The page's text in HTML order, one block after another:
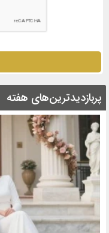
پربازدیدترین‌های هفته